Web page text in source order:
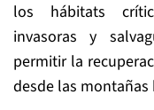
los hábitats
invasoras y
permitir la
desde las montañas